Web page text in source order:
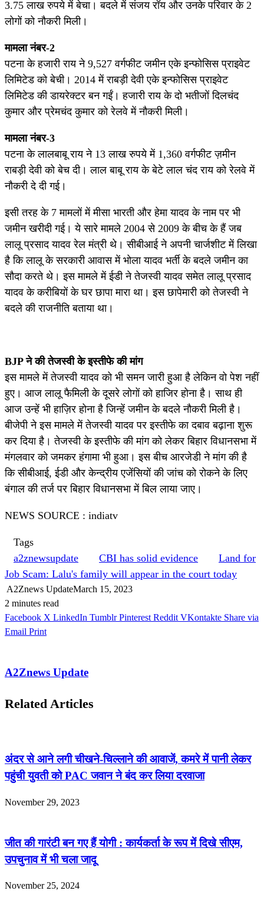
3.75 लाख रुपये में बेचा। बदले में संजय रॉय और उनके परिवार के 2
लोगों को नौकरी मिली।
मामला नंबर-2
पटना के हजारी राय ने 9,527 वर्गफीट जमीन एके इन्फोसिस प्राइवेट
लिमिटेड को बेची। 2014 में राबड़ी देवी एके इन्फोसिस प्राइवेट
लिमिटेड की डायरेक्टर बन गईं। हजारी राय के दो भतीजों दिलचंद
कुमार और प्रेमचंद कुमार को रेलवे में नौकरी मिली।
मामला नंबर-3
पटना के लालबाबू राय ने 13 लाख रुपये में 1,360 वर्गफीट ज़मीन
राबड़ी देवी को बेच दी। लाल बाबू राय के बेटे लाल चंद राय को रेलवे में
नौकरी दे दी गई।
इसी तरह के 7 मामलों में मीसा भारती और हेमा यादव के नाम पर भी
जमीन खरीदी गई। ये सारे मामले 2004 से 2009 के बीच के हैं जब
लालू प्रसाद यादव रेल मंत्री थे। सीबीआई ने अपनी चार्जशीट में लिखा
है कि लालू के सरकारी आवास में भोला यादव भर्ती के बदले जमीन का
सौदा करते थे। इस मामले में ईडी ने तेजस्वी यादव समेत लालू प्रसाद
यादव के करीबियों के घर छापा मारा था। इस छापेमारी को तेजस्वी ने
बदले की राजनीति बताया था।
BJP ने की तेजस्वी के इस्तीफे की मांग
इस मामले में तेजस्वी यादव को भी समन जारी हुआ है लेकिन वो पेश नहीं
हुए। आज लालू फैमिली के दूसरे लोगों को हाजिर होना है। साथ ही
आज उन्हें भी हाज़िर होना है जिन्हें जमीन के बदले नौकरी मिली है।
बीजेपी ने इस मामले में तेजस्वी यादव पर इस्तीफे का दबाव बढ़ाना शुरू
कर दिया है। तेजस्वी के इस्तीफे की मांग को लेकर बिहार विधानसभा में
मंगलवार को जमकर हंगामा भी हुआ। इस बीच आरजेडी ने मांग की है
कि सीबीआई, ईडी और केन्द्रीय एजेंसियों की जांच को रोकने के लिए
बंगाल की तर्ज पर बिहार विधानसभा में बिल लाया जाए।
NEWS SOURCE : indiatv
Tags
a2znewsupdate
CBI has solid evidence
Land for
Job Scam: Lalu's family will appear in the court today
A2Znews UpdateMarch 15, 2023
2 minutes read
Facebook X LinkedIn Tumblr Pinterest Reddit VKontakte Share via
Email Print
A2Znews Update
Related Articles
अंदर से आने लगी चीखने-चिल्लाने की आवाजें, कमरे में पानी लेकर
पहुंची युवती को PAC जवान ने बंद कर लिया दरवाजा
November 29, 2023
जीत की गारंटी बन गए हैं योगी : कार्यकर्ता के रूप में दिखे सीएम,
उपचुनाव में भी चला जादू
November 25, 2024